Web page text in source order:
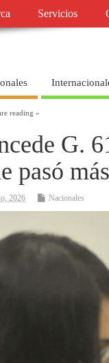
Servicios
reading »
G.
pasó
2026 Nacionales